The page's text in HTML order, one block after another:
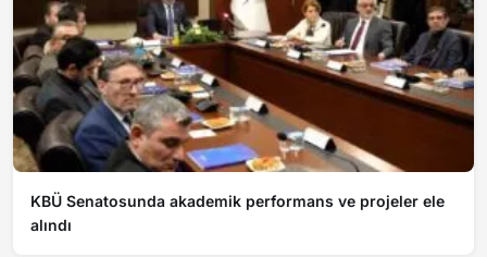
KBÜ Senatosunda akademik performans ve projeler ele
alındı